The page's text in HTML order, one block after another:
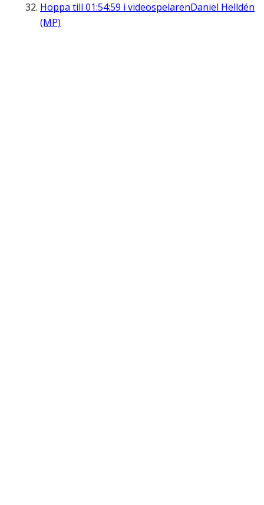
Hoppa till 01:54:59 i videospelarenDaniel Helldén
(MP)